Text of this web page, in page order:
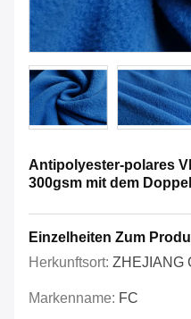
Antipolyester-polares
300gsm mit dem
Einzelheiten Zum
Herkunftsort: ZHEJIANG
Markenname: FC